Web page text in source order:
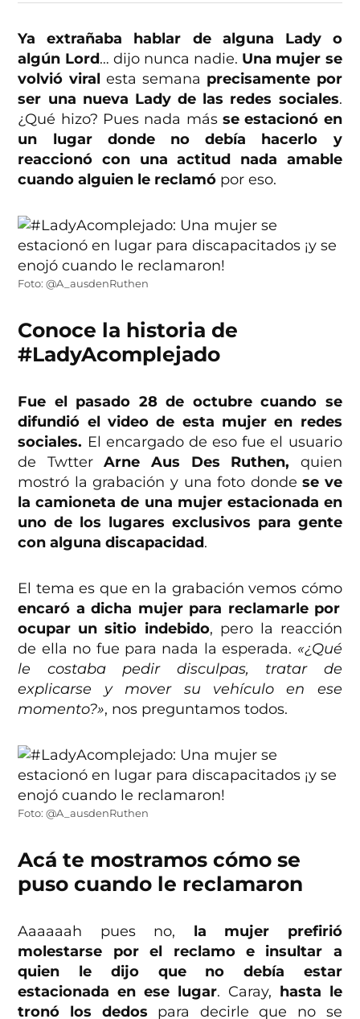
Ya extrañaba hablar de alguna Lady o
algún Lord… dijo nunca nadie. Una mujer se
volvió viral esta semana precisamente por
ser una nueva Lady de las redes sociales.
¿Qué hizo? Pues nada más se estacionó en
un lugar donde no debía hacerlo y
reaccionó con una actitud nada amable
cuando alguien le reclamó por eso.
Foto: @A_ausdenRuthen
Conoce la historia de
#LadyAcomplejado
Fue el pasado 28 de octubre cuando se
difundió el video de esta mujer en redes
sociales. El encargado de eso fue el usuario
de TwtterArne Aus Des Ruthen, quien
mostró la grabación y una foto dondese ve
la camioneta de una mujer estacionada en
uno de los lugares exclusivos para gente
con alguna discapacidad.
El tema es que en la grabación vemos cómo
encaró a dicha mujer para reclamarle por
ocupar un sitio indebido, pero la reacción
de ella no fue para nada la esperada. «¿Qué
le costaba pedir disculpas, tratar de
explicarse y mover su vehículo en ese
momento?», nos preguntamos todos.
Foto: @A_ausdenRuthen
Acá te mostramos cómo se
puso cuando le reclamaron
Aaaaaah pues no, la mujer prefirió
molestarse por el reclamo e insultar a
quien le dijo que no debía estar
estacionada en ese lugar. Caray, hasta le
tronó los dedos para decirle que no se